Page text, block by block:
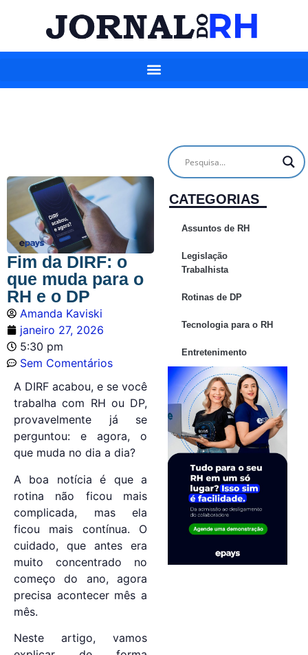
Fim da DIRF: o
que muda para o
RH e o DP
Amanda Kaviski
janeiro 27, 2026
5:30 pm
Sem Comentários
A DIRF acabou, e se você
trabalha com RH ou DP,
provavelmente já se
perguntou: e agora, o
que muda no dia a dia?
A boa notícia é que a
rotina não ficou mais
complicada, mas ela
ficou mais contínua. O
cuidado, que antes era
muito concentrado no
começo do ano, agora
precisa acontecer mês a
mês.
Neste artigo, vamos
CATEGORIAS
Assuntos de RH
Legislação
Trabalhista
Rotinas de DP
Tecnologia para o RH
Entretenimento